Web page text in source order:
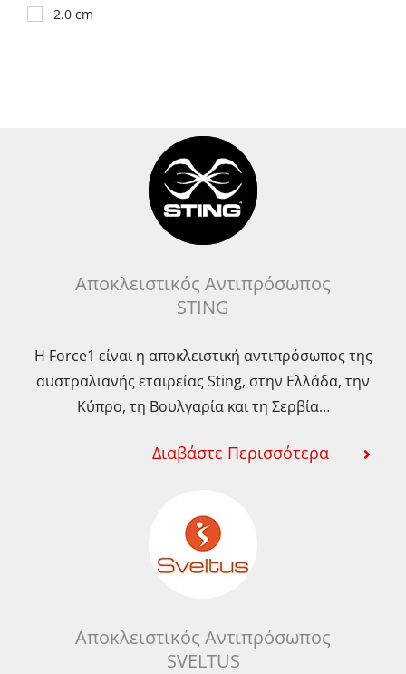
2.0 cm
Αποκλειστικός Αντιπρόσωπος
STING
Η Force1 είναι η αποκλειστική αντιπρόσωπος της
αυστραλιανής εταιρείας Sting, στην Ελλάδα, την
Κύπρο, τη Βουλγαρία και τη Σερβία…
Διαβάστε Περισσότερα
Αποκλειστικός Αντιπρόσωπος
SVELTUS